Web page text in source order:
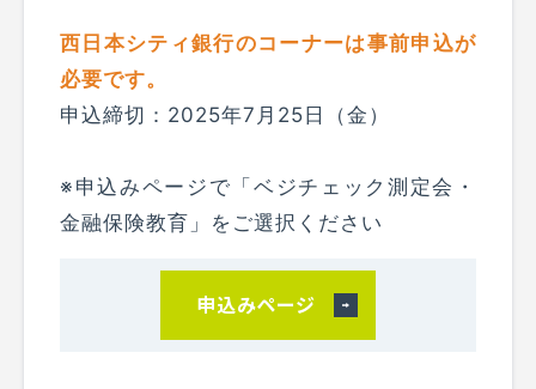
西日本シティ銀行のコーナーは事前申込が
必要です。
申込締切：2025年7月25日（金）
※申込みページで「ベジチェック測定会・
金融保険教育」をご選択ください
申込みページ